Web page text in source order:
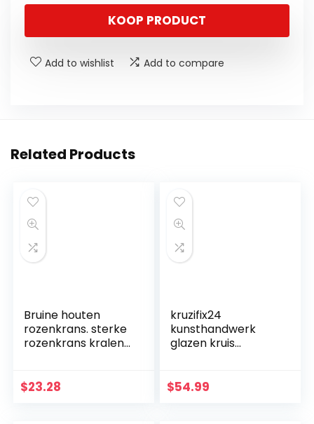
KOOP PRODUCT
Add to wishlist Add to compare
Related Products
Bruine houten
rozenkrans. sterke
rozenkrans kralen
$23.28
kruzifix24
kunsthandwerk
glazen kruis
aquamarijn goud
$54.99